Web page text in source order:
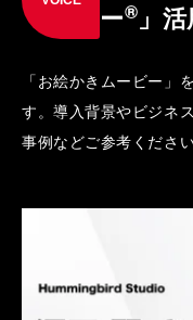
ー® 」
「お絵かきムービー」
す。導入背景やビジネ
事例などご参考ください